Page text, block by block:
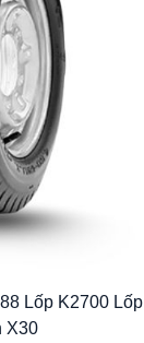
Lốp K2700 Lốp
X30